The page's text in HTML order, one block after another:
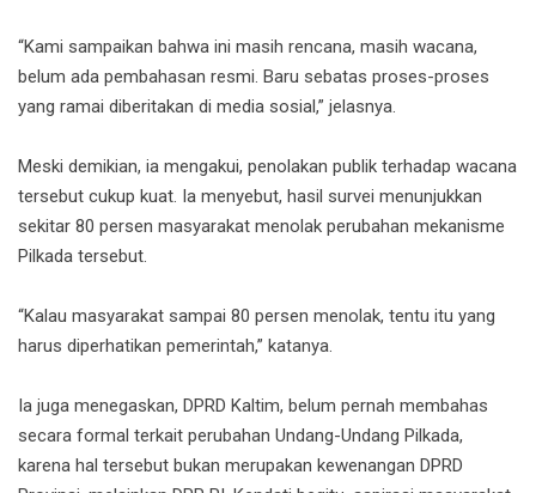
‎“Kami sampaikan bahwa ini masih rencana, masih wacana,
belum ada pembahasan resmi. Baru sebatas proses-proses
yang ramai diberitakan di media sosial,” jelasnya.
‎Meski demikian, ia mengakui, penolakan publik terhadap wacana
tersebut cukup kuat. Ia menyebut, hasil survei menunjukkan
sekitar 80 persen masyarakat menolak perubahan mekanisme
Pilkada tersebut.
‎“Kalau masyarakat sampai 80 persen menolak, tentu itu yang
harus diperhatikan pemerintah,” katanya.
‎Ia juga menegaskan, DPRD Kaltim, belum pernah membahas
secara formal terkait perubahan Undang-Undang Pilkada,
karena hal tersebut bukan merupakan kewenangan DPRD